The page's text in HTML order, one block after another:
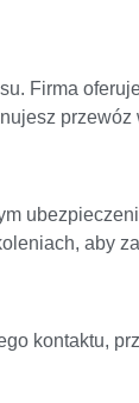
Firma
aby
kontaktu,